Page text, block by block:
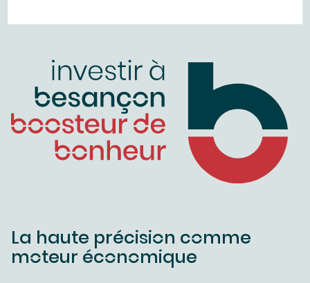
La haute précision comme
moteur économique